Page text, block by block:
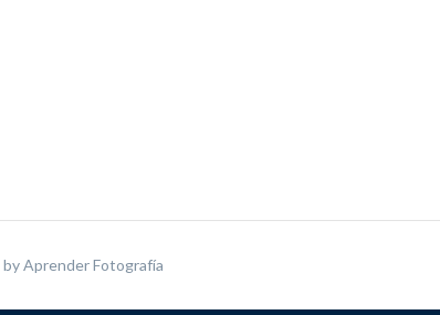
byAprender Fotografía